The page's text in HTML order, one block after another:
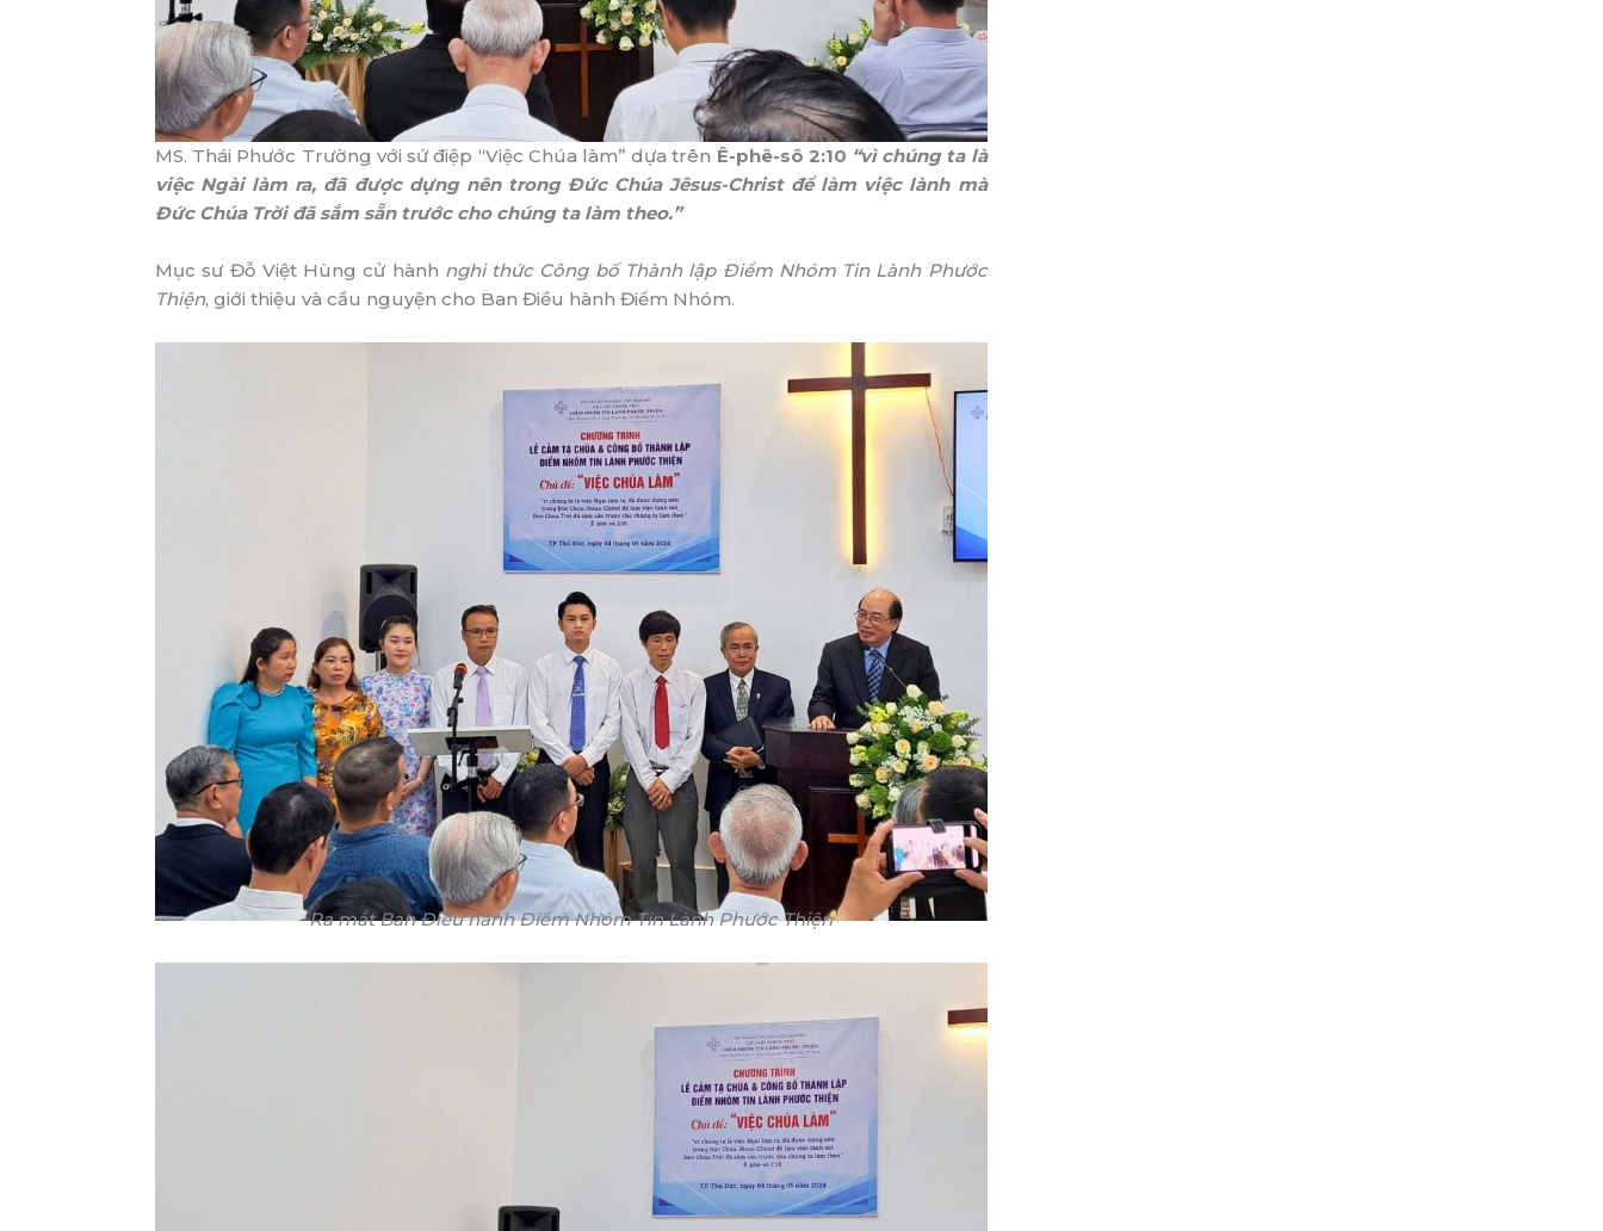
MS. Thái Phước Trường với sứ điệp “Việc Chúa làm” dựa trên Ê-phê-sô 2:10 “vì chúng ta là
việc Ngài làm ra, đã được dựng nên trong Đức Chúa Jêsus-Christ để làm việc lành mà
Đức Chúa Trời đã sắm sẵn trước cho chúng ta làm theo.”
Mục sư Đỗ Việt Hùng cử hành nghi thức Công bố Thành lập Điểm Nhóm Tin Lành Phước
Thiện, giới thiệu và cầu nguyện cho Ban Điều hành Điểm Nhóm.
Ra mắt Ban Điều hành Điểm Nhóm Tin Lành Phước Thiện